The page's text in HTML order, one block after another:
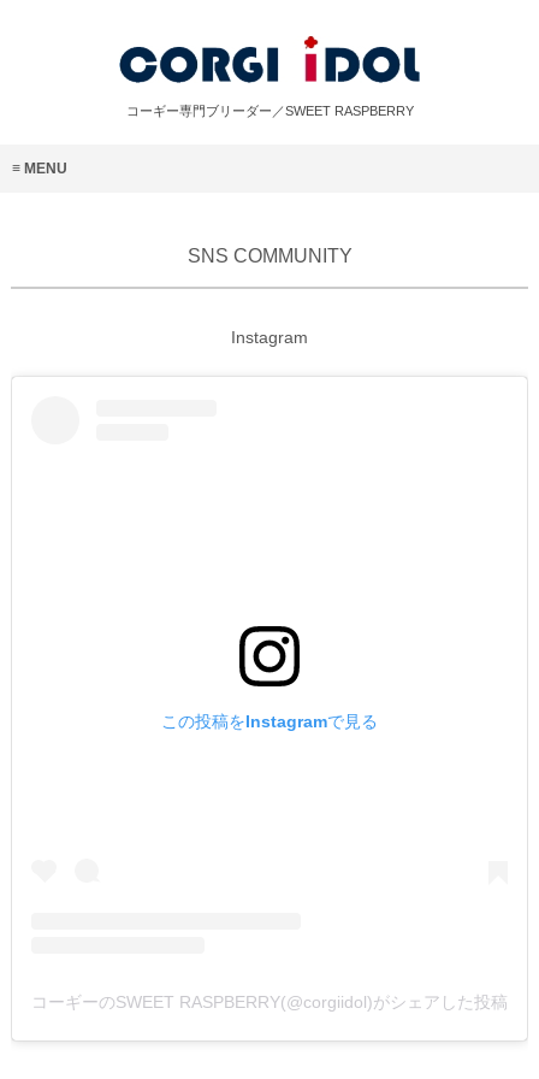
コーギー専門ブリーダー／SWEET RASPBERRY
MENU
SNS COMMUNITY
Instagram
この投稿をInstagramで見る
コーギーのSWEET RASPBERRY(@corgiidol)がシェアした投稿